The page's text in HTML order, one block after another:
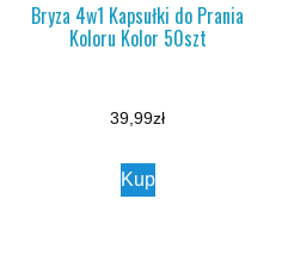
Bryza 4w1 Kapsułki do Prania
Koloru Kolor 50szt
39,99zł
Kup